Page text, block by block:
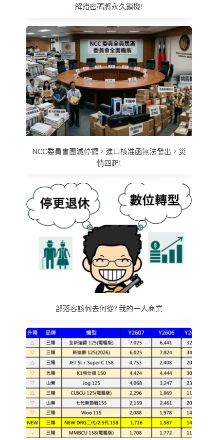
解錯密碼將永久鎖機!
NCC委員會團滅停擺，進口核准函無法發出，災
情四起!
部落客該何去何從? 我的一人商業